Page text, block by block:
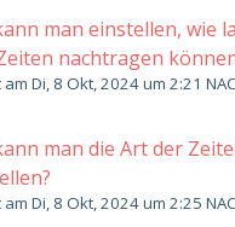
man einstellen, wie
nachtragen
Di, 8 Okt, 2024 um 2:21
man die Art der
Di, 8 Okt, 2024 um 2:25